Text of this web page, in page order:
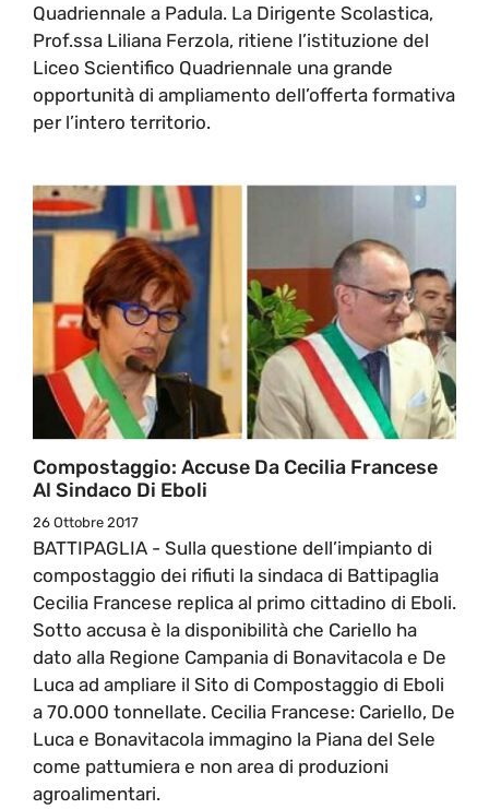
Quadriennale a Padula. La Dirigente Scolastica,
Prof.ssa Liliana Ferzola, ritiene l’istituzione del
Liceo Scientifico Quadriennale una grande
opportunità di ampliamento dell’offerta formativa
per l’intero territorio.
Compostaggio: Accuse Da Cecilia Francese
Al Sindaco Di Eboli
26 Ottobre 2017
BATTIPAGLIA - Sulla questione dell’impianto di
compostaggio dei rifiuti la sindaca di Battipaglia
Cecilia Francese replica al primo cittadino di Eboli.
Sotto accusa è la disponibilità che Cariello ha
dato alla Regione Campania di Bonavitacola e De
Luca ad ampliare il Sito di Compostaggio di Eboli
a 70.000 tonnellate. Cecilia Francese: Cariello, De
Luca e Bonavitacola immagino la Piana del Sele
come pattumiera e non area di produzioni
agroalimentari.